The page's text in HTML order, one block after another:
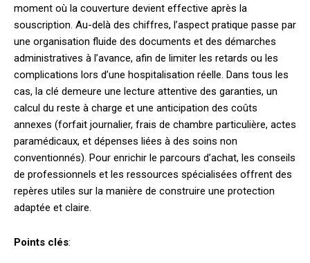
moment où la couverture devient effective après la
souscription. Au-delà des chiffres, l’aspect pratique passe par
une organisation fluide des documents et des démarches
administratives à l’avance, afin de limiter les retards ou les
complications lors d’une hospitalisation réelle. Dans tous les
cas, la clé demeure une lecture attentive des garanties, un
calcul du reste à charge et une anticipation des coûts
annexes (forfait journalier, frais de chambre particulière, actes
paramédicaux, et dépenses liées à des soins non
conventionnés). Pour enrichir le parcours d’achat, les conseils
de professionnels et les ressources spécialisées offrent des
repères utiles sur la manière de construire une protection
adaptée et claire.
Points clés: